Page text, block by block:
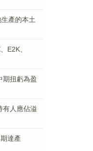
產的本土
E2K、
期扭虧為盈
有人應佔溢
達產